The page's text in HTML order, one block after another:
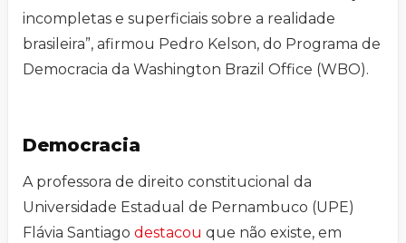
incompletas e superficiais sobre a realidade
brasileira”, afirmou Pedro Kelson, do Programa de
Democracia da Washington Brazil Office (WBO).
Democracia
A professora de direito constitucional da
Universidade Estadual de Pernambuco (UPE)
Flávia Santiago destacou que não existe, em